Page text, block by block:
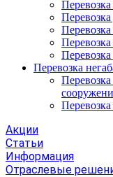
Перевозка
Акции
Статьи
Информация
Отраслевые